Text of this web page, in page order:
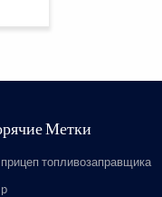
Метки
прицеп топливозаправщика
p